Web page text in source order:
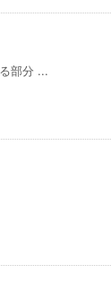
部分 ...